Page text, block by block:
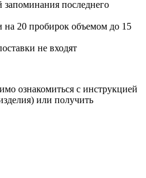
последнего
на 20 пробирок объемом до 15
не входят
ознакомиться с инструкцией
или получить